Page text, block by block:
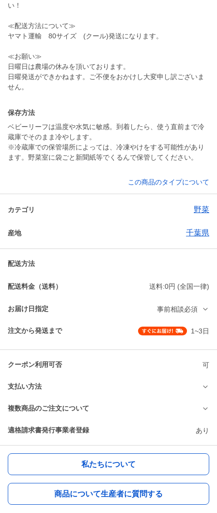
い！
≪配送方法について≫
ヤマト運輸 80サイズ (クール)発送になります。
≪お願い≫
日曜日は農場の休みを頂いております。
日曜発送ができかねます。ご不便をおかけし大変申し訳ございま
せん。
保存方法
ベビーリーフは温度や水気に敏感。到着したら、使う直前まで冷
蔵庫でそのまま冷やします。
※冷蔵庫での保管場所によっては、冷凍やけをする可能性があり
ます。野菜室に袋ごと新聞紙等でくるんで保管してください。
この商品のタイプについて
カテゴリ 野菜
産地 千葉県
配送方法
配送料金（送料） 送料:0円 (全国一律)
お届け日指定 事前相談必須
注文から発送まで 1~3日
クーポン利用可否 可
支払い方法
複数商品のご注文について
適格請求書発行事業者登録 あり
私たちについて
商品について生産者に質問する